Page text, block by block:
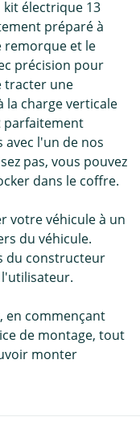
électrique 13
préparé à
remorque et le
précision pour
tracter une
la charge verticale
parfaitement
l'un de nos
pas, vous pouvez
dans le coffre.
votre véhicule à un
du véhicule.
du constructeur
en commençant
de montage, tout
monter